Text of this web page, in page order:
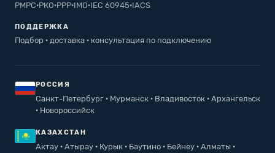
РМРС·РКО·РРР·IMO·IEC 60945·IACS
ПОДДЕРЖКА
Подбор · доставка · консультация по подключению
РОССИЯ
Санкт-Петербург · Мурманск · Владивосток · Архангельск
· Новороссийск
КАЗАХСТАН
Актау · Атырау · Курык · Баутино · Бейнеу · Алматы ·